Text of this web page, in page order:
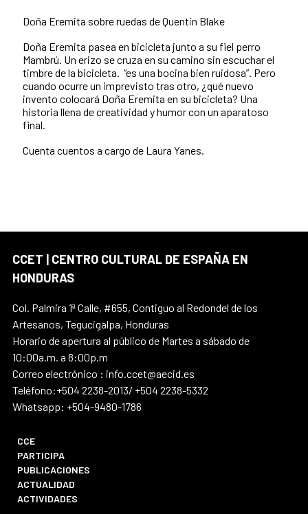
Doña Eremita sobre ruedas de Quentin Blake
Doña Eremita pasea en bicicleta junto a su fiel perro
Mambrú. Un erizo se cruza en su camino sin escuchar el
timbre de la bicicleta. “es una bocina bien ruidosa”. Pero
cuando ocurre un imprevisto tras otro, ¿qué nuevo
invento colocará Doña Eremita en su bicicleta? Una
historia llena de creatividad y humor con un aparatoso
final.
Cuenta cuentos a cargo de Laura Yanes.
CCET | CENTRO CULTURAL DE ESPAÑA EN
HONDURAS
Col. Palmira 1ª Calle, #655, Contiguo al Redondel de los
Artesanos, Tegucigalpa, Honduras
Horario de apertura al público de Martes a sábado de
10:00a.m. a 8:00p.m
Correo electrónico : info.ccet@aecid.es
Teléfono:+504 2238-2013/ +504 2238-5332
Whatsapp: +504-9480-1786
CCE
PARTICIPA
PUBLICACIONES
ACTUALIDAD
ACTIVIDADES